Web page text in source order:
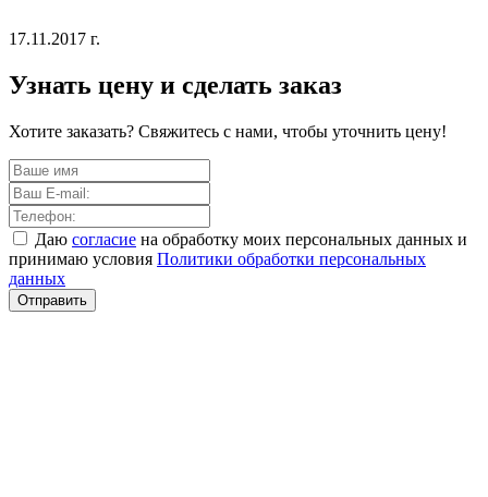
17.11.2017 г.
Узнать цену и сделать заказ
Хотите заказать? Свяжитесь с нами, чтобы уточнить цену!
Даю согласие на обработку моих персональных данных и
принимаю условия Политики обработки персональных
данных
Отправить